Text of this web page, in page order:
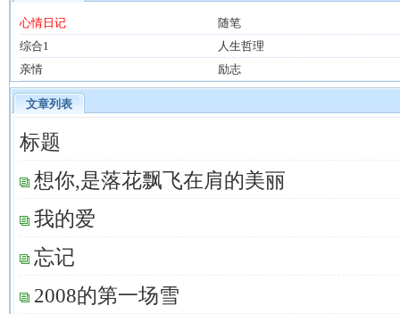
心情日记
随笔
综合1
人生哲理
亲情
励志
文章列表
标题
想你,是落花飘飞在肩的美丽
我的爱
忘记
2008的第一场雪